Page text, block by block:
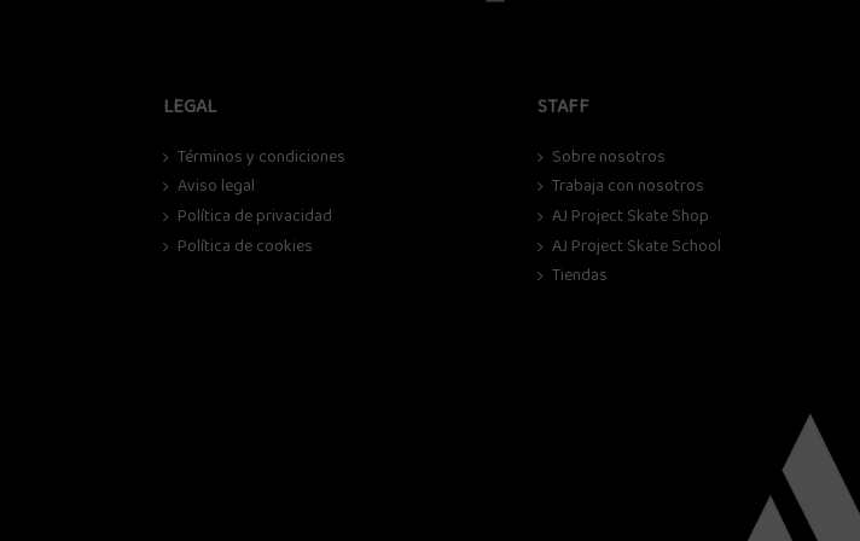
LEGAL
Términos y condiciones
Aviso legal
Política de privacidad
Política de cookies
STAFF
Sobre nosotros
Trabaja con nosotros
AJ Project Skate Shop
AJ Project Skate School
Tiendas